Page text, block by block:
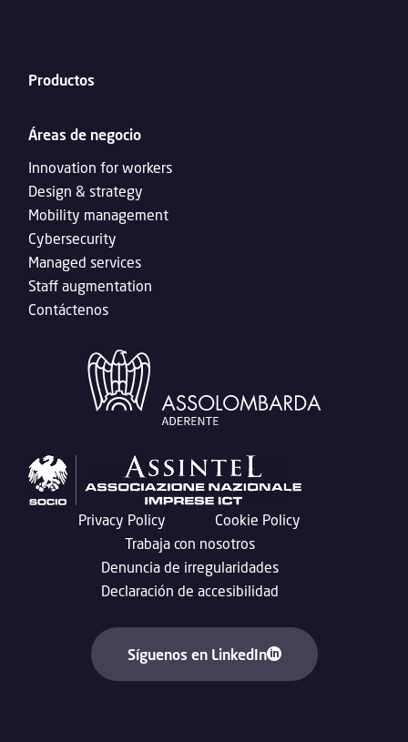
Productos
Áreas de negocio
Innovation for workers
Design & strategy
Mobility management
Cybersecurity
Managed services
Staff augmentation
Contáctenos
Privacy Policy
Cookie Policy
Trabaja con nosotros
Denuncia de irregularidades
Declaración de accesibilidad
Síguenos en LinkedIn